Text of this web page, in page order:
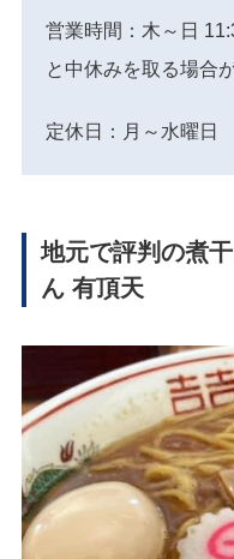
営業時間：木～日
と中休みを取る場合
定休日：月～水曜日
地元で評判の煮
ん 有頂天